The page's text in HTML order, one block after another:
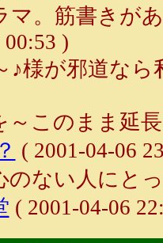
マ。筋書きが
00:53 )
♪様が邪道な
～このまま延
( 2001-04-06
のない人にと
( 2001-04-06